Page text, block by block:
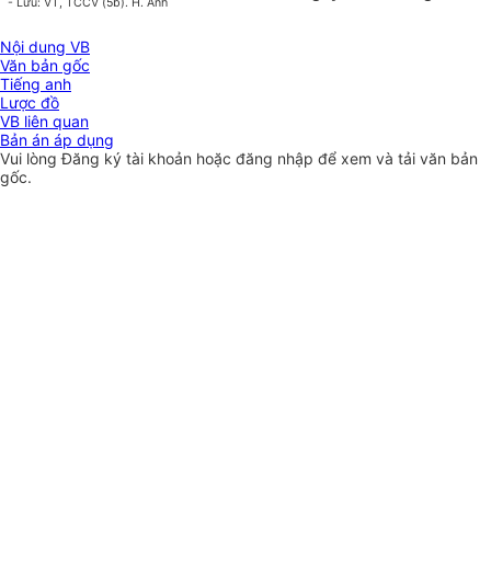
Nội dung VB
Văn bản gốc
Tiếng anh
Lược đồ
VB liên quan
Bản án áp dụng
Vui lòngĐăng ký tài khoản hoặc đăng nhập để xem và tải văn bản
gốc.